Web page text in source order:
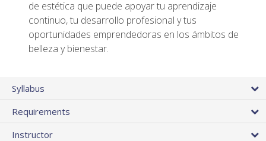
de estética que puede apoyar tu aprendizaje
continuo, tu desarrollo profesional y tus
oportunidades emprendedoras en los ámbitos de
belleza y bienestar.
Syllabus
Requirements
Instructor